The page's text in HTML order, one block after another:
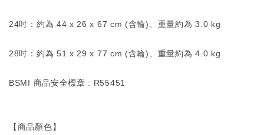
24吋：約為 44 x 26 x 67 cm (含輪)、重量約為 3.0 kg
28吋：約為 51 x 29 x 77 cm (含輪)、重量約為 4.0 kg
BSMI 商品安全標章 : R55451
【商品顏色】